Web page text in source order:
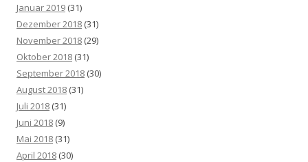
Januar 2019 (31)
Dezember 2018 (31)
November 2018 (29)
Oktober 2018 (31)
September 2018 (30)
August 2018 (31)
Juli 2018 (31)
Juni 2018 (9)
Mai 2018 (31)
April 2018 (30)